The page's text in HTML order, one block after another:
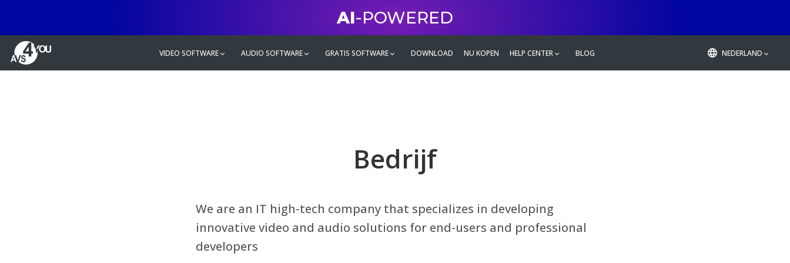
AI-POWERED
VIDEO SOFTWARE AUDIO SOFTWARE GRATIS SOFTWARE DOWNLOAD NU KOPEN HELP CENTER BLOG NEDERLAND
Bedrijf
We are an IT high-tech company that specializes in developing
innovative video and audio solutions for end-users and professional
developers